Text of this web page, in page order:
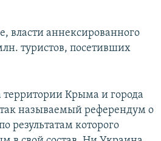
власти аннексированного
туристов, посетивших
территории Крыма и города
называемый референдум о
результатам которого